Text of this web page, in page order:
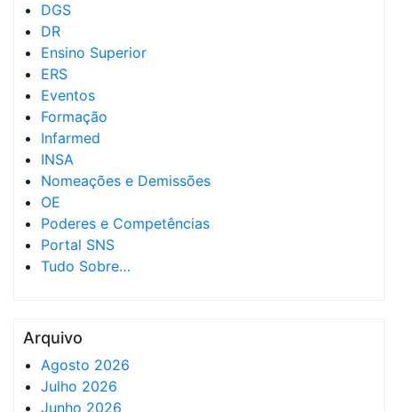
DGS
DR
Ensino Superior
ERS
Eventos
Formação
Infarmed
INSA
Nomeações e Demissões
OE
Poderes e Competências
Portal SNS
Tudo Sobre…
Arquivo
Agosto 2026
Julho 2026
Junho 2026